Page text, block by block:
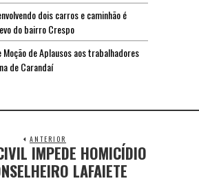
dois carros e caminhão é
do bairro Crespo
de Aplausos aos trabalhadores
de Carandaí
ANTERIOR
IMPEDE HOMICÍDIO
LAFAIETE